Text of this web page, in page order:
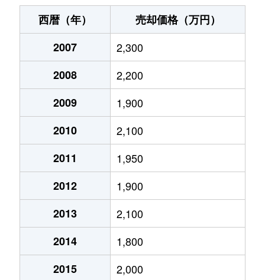
小明町
910万円 東生駒
小平尾町
930万円
小平尾町
1,700万円
さつき台
1,700万円
新旭ケ丘
2,700万円
新旭ケ丘
2,500万円
新旭ケ丘
2,800万円
新生駒台
2,600万円
高山町
4,700万円
高山町
910万円
西暦（年）
売却価格（万円）
2007
2,300
2008
2,200
2009
1,900
2010
2,100
2011
1,950
2012
1,900
2013
2,100
2014
1,800
2015
2,000